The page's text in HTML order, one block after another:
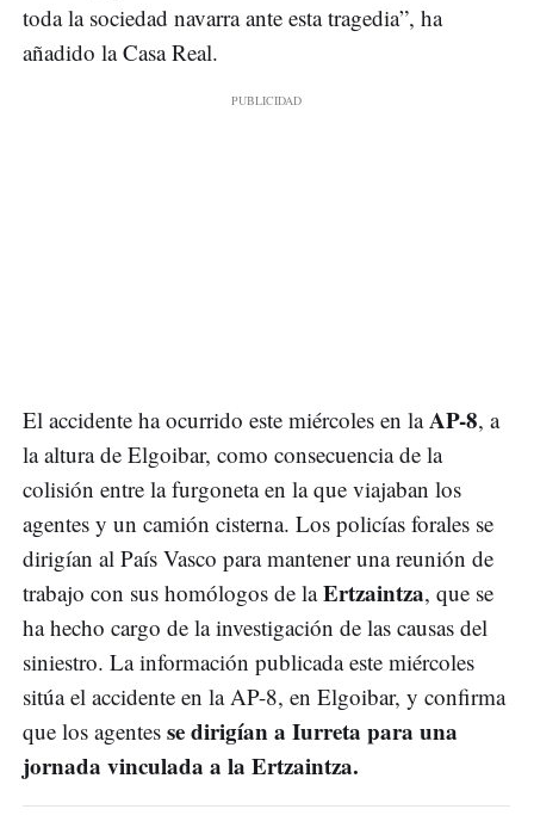
toda la sociedad navarra ante esta tragedia”, ha
añadido la Casa Real.
El accidente ha ocurrido este miércoles en laAP-8, a
la altura de Elgoibar, como consecuencia de la
colisión entre la furgoneta en la que viajaban los
agentes y un camión cisterna. Los policías forales se
dirigían al País Vasco para mantener una reunión de
trabajo con sus homólogos de laErtzaintza, que se
ha hecho cargo de la investigación de las causas del
siniestro. La información publicada este miércoles
sitúa el accidente en la AP-8, en Elgoibar, y confirma
que los agentes se dirigían a Iurreta para una
jornada vinculada a la Ertzaintza.